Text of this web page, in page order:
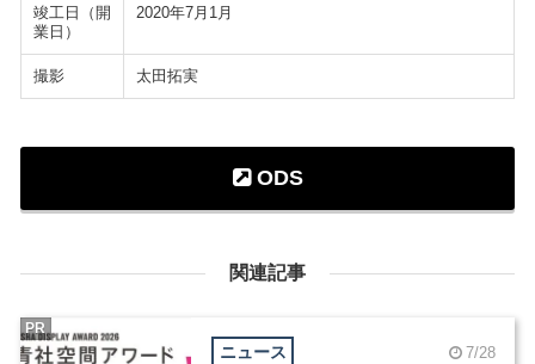
竣工日（開
業日）
2020年7月1月
撮影 太田拓実
ODS
関連記事
ニュース 7/28
PR